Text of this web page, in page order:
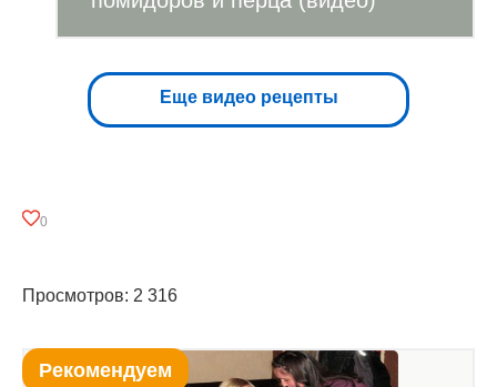
Еще видео рецепты
0
Просмотров: 2 316
Рекомендуем